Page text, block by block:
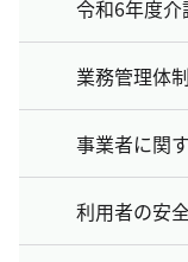
令和6年度
業務管理体
事業者に関
利用者の安